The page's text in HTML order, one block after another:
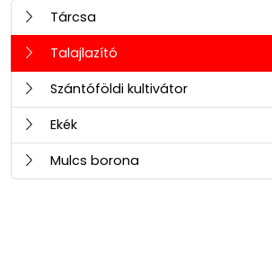
Tárcsa
Talajlazító
Szántóföldi kultivátor
Ekék
Mulcs borona